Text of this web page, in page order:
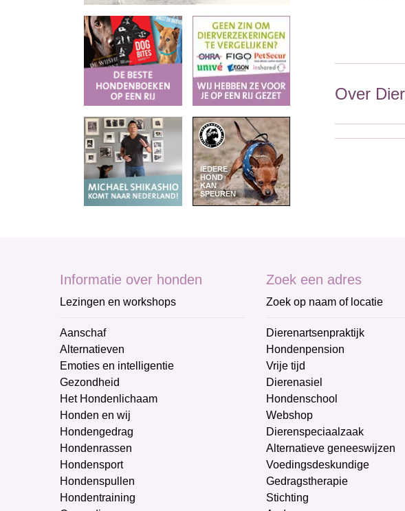
Over
Informatie over honden
Lezingen en workshops
Aanschaf
Alternatieven
Emoties en intelligentie
Gezondheid
Het Hondenlichaam
Honden en wij
Hondengedrag
Hondenrassen
Hondensport
Hondenspullen
Hondentraining
Zoek een adres
Zoek op naam of locatie
Dierenartsenpraktijk
Hondenpension
Vrije tijd
Dierenasiel
Hondenschool
Webshop
Dierenspeciaalzaak
Alternatieve geneeswijzen
Voedingsdeskundige
Gedragstherapie
Stichting